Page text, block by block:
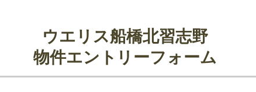
ウエリス船橋北習志野
物件エントリーフォーム